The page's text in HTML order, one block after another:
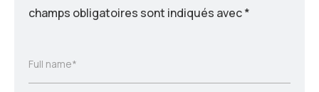
champs obligatoires sont indiqués avec*
Full name*